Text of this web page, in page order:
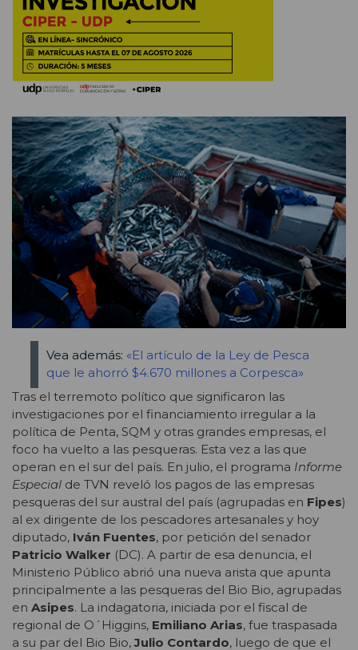
Vea además: «El artículo de la Ley de Pesca
que le ahorró $4.670 millones a Corpesca»
Tras el terremoto político que significaron las
investigaciones por el financiamiento irregular a la
política de Penta, SQM y otras grandes empresas, el
foco ha vuelto a las pesqueras. Esta vez a las que
operan en el sur del país. En julio, el programa Informe
Especial de TVN reveló los pagos de las empresas
pesqueras del sur austral del país (agrupadas en Fipes)
al ex dirigente de los pescadores artesanales y hoy
diputado, Iván Fuentes, por petición del senador
Patricio Walker (DC). A partir de esa denuncia, el
Ministerio Público abrió una nueva arista que apunta
principalmente a las pesqueras del Bio Bio, agrupadas
en Asipes. La indagatoria, iniciada por el fiscal de
regional de O´Higgins, Emiliano Arias, fue traspasada
a su par del Bio Bio,Julio Contardo, luego de que el